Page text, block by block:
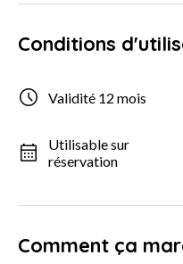
Conditions
Validité 12 mois
Utilisable sur
réservation
Comment ça